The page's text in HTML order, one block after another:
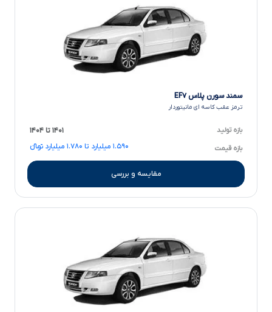
سمند سورن پلاس EF۷
ترمز عقب کاسه ای مانیتوردار
بازه تولید ۱۴۰۱ تا ۱۴۰۴
بازه قیمت ۱.۵۹۰ میلیارد تا ۱.۷۸۰ میلیارد تومانءءء
مقایسه و بررسی